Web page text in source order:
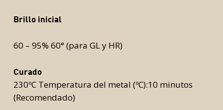
Brillo inicial
60 – 95% 60° (para GL y HR)
Curado
230ºC Temperatura del metal (ºC):10 minutos
(Recomendado)